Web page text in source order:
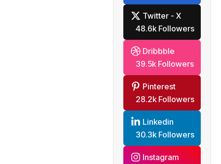
Twitter - X
48.6k Followers
Dribbble
39.5k Followers
Pinterest
28.2k Followers
Linkedin
30.3k Followers
Instagram